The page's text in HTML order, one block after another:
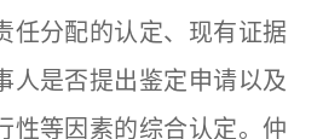
任分配的认定、现有证据
人是否提出鉴定申请以及
性等因素的综合认定。仲